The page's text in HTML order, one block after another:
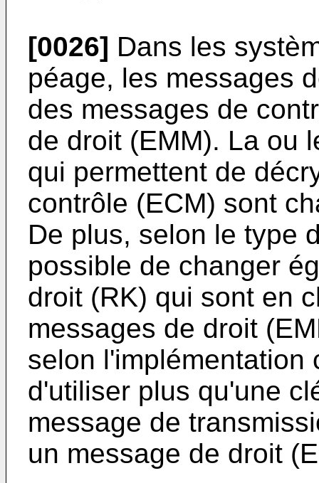
[0026] Dans les
péage, les messages
des messages de
de droit (EMM). La ou
qui permettent de
contrôle (ECM) sont
De plus, selon le type
possible de changer
droit (RK) qui sont en
messages de droit
selon l'implémentation
d'utiliser plus qu'une
message de
un message de droit